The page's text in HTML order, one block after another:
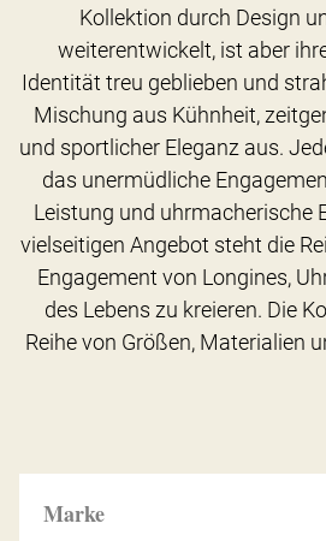
Marke
Kollektion durch Design
weiterentwickelt, ist aber
Identität treu geblieben und
Mischung aus Kühnheit,
und sportlicher Eleganz aus.
das unermüdliche
Leistung und uhrmacherische
vielseitigen Angebot steht die
Engagement von Longines,
des Lebens zu kreieren. Die
Reihe von Größen, Materialien